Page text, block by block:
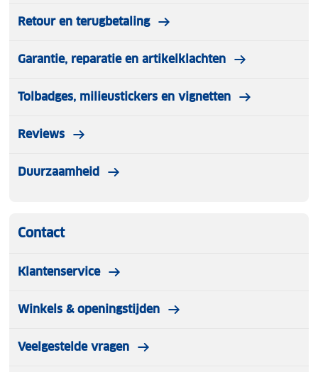
Retour en terugbetaling
Garantie, reparatie en artikelklachten
Tolbadges, milieustickers en vignetten
Reviews
Duurzaamheid
Contact
Klantenservice
Winkels & openingstijden
Veelgestelde vragen